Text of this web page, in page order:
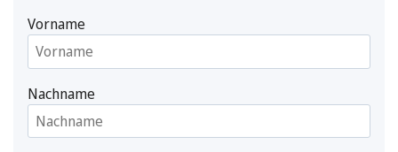
Vorname
Nachname